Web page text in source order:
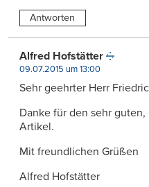
Antworten
Alfred Hofstätter
09.07.2015 um 13:00
Sehr geehrter Herr
Danke für den sehr
Artikel.
Mit freundlichen Grüßen
Alfred Hofstätter